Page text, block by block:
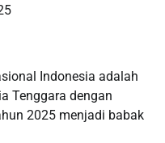
Indonesia adalah
Tenggara dengan
2025 menjadi babak